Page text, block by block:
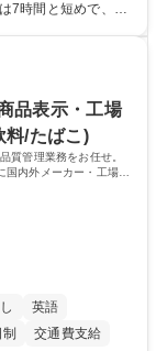
業全般 ■倉庫との
をサポート頂きま
客様の多様なニー
手掛けています。
サービスが最大の強
語 資格：
品表示・工場
料/たばこ)
質管理業務をお任せ。
内外メーカー・工場の
英語
交通費支給